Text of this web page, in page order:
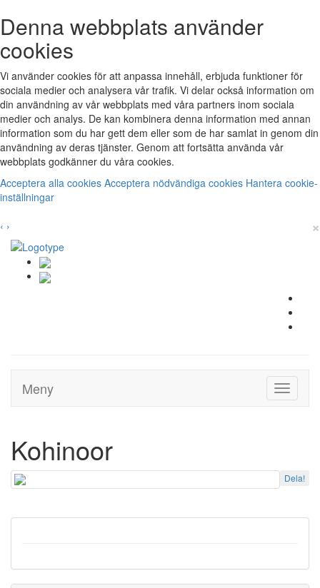
Denna webbplats använder
cookies
Vi använder cookies för att anpassa innehåll, erbjuda funktioner för
sociala medier och analysera vår trafik. Vi delar också information om
din användning av vår webbplats med våra partners inom sociala
medier och analys. De kan kombinera denna information med annan
information som du har gett dem eller som de har samlat in genom din
användning av deras tjänster. Genom att fortsätta använda vår
webbplats godkänner du våra cookies.
Acceptera alla cookies Acceptera nödvändiga cookies Hantera cookie-
inställningar
‹ › ×
Toggle
Meny
Kohinoor
Dela!